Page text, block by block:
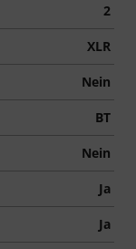
2
XLR
Nein
BT
Nein
Ja
Ja